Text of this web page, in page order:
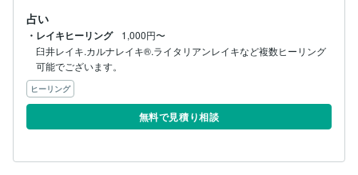
占い
・レイキヒーリング
1,000円〜
臼井レイキ.カルナレイキ®︎.ライタリアンレイキなど複数ヒーリング
可能でございます。
ヒーリング
無料で見積り相談